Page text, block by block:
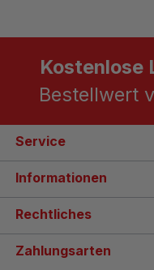
Kostenlose
Bestellwert
Service
Informationen
Rechtliches
Zahlungsarten